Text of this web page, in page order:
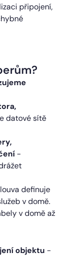
připojení,
datové sítě
-
definuje
v domě.
v domě až
objektu -